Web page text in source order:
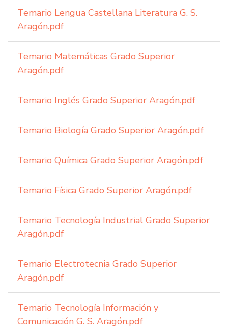
Temario Lengua Castellana Literatura G. S.
Aragón.pdf
Temario Matemáticas Grado Superior
Aragón.pdf
Temario Inglés Grado Superior Aragón.pdf
Temario Biología Grado Superior Aragón.pdf
Temario Química Grado Superior Aragón.pdf
Temario Física Grado Superior Aragón.pdf
Temario Tecnología Industrial Grado Superior
Aragón.pdf
Temario Electrotecnia Grado Superior
Aragón.pdf
Temario Tecnología Información y
Comunicación G. S. Aragón.pdf